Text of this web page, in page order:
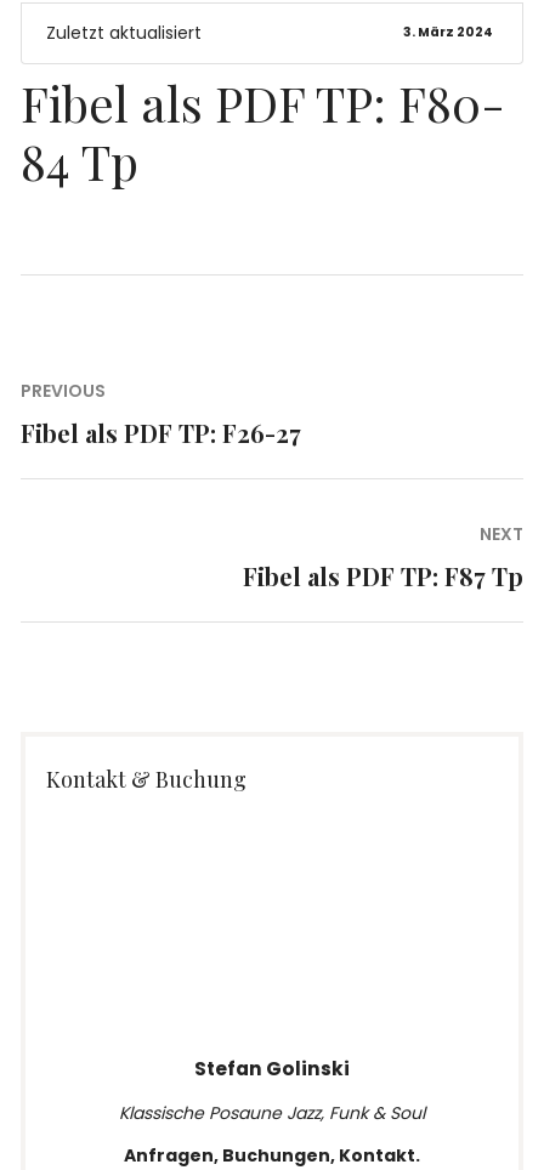
Zuletzt aktualisiert 3. März 2024
Fibel als PDF TP: F80-
84 Tp
Beitragsnavigation
PREVIOUS
Previous
Fibel als PDF TP: F26-27
NEXT
Fibel als PDF TP: F87 Tp
Kontakt & Buchung
Stefan Golinski
Klassische Posaune Jazz, Funk & Soul
Anfragen, Buchungen, Kontakt.